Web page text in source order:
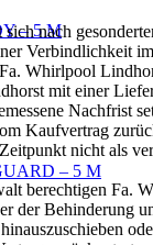
– 5 M
– 5 M
nach
Verbindlichkeit
Whirlpool
mit einer
Nachfrist
Kaufvertrag
nicht als
berechtigen Fa.
der Behinderung